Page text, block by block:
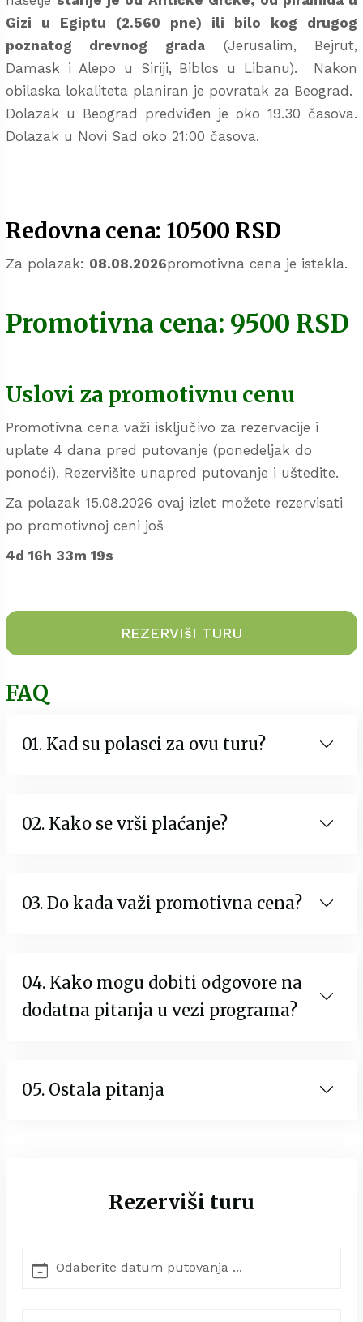
Gizi u Egiptu (2.560 pne) ili bilo kog drugog
poznatog drevnog grada (Jerusalim, Bejrut,
Damask i Alepo u Siriji, Biblos u Libanu). Nakon
obilaska lokaliteta planiran je povratak za Beograd.
Dolazak u Beograd predviđen je oko 19.30 časova.
Dolazak u Novi Sad oko 21:00 časova.
Redovna cena: 10500 RSD
Za polazak: 08.08.2026promotivna cena je istekla.
Promotivna cena: 9500 RSD
Uslovi za promotivnu cenu
Promotivna cena važi isključivo za rezervacije i
uplate 4 dana pred putovanje (ponedeljak do
ponoći). Rezervišite unapred putovanje i uštedite.
Za polazak 15.08.2026 ovaj izlet možete rezervisati
po promotivnoj ceni još
4d 16h 33m 19s
REZERVIšI TURU
FAQ
01. Kad su polasci za ovu turu?
02. Kako se vrši plaćanje?
03. Do kada važi promotivna cena?
04. Kako mogu dobiti odgovore na
dodatna pitanja u vezi programa?
05. Ostala pitanja
Rezerviši turu